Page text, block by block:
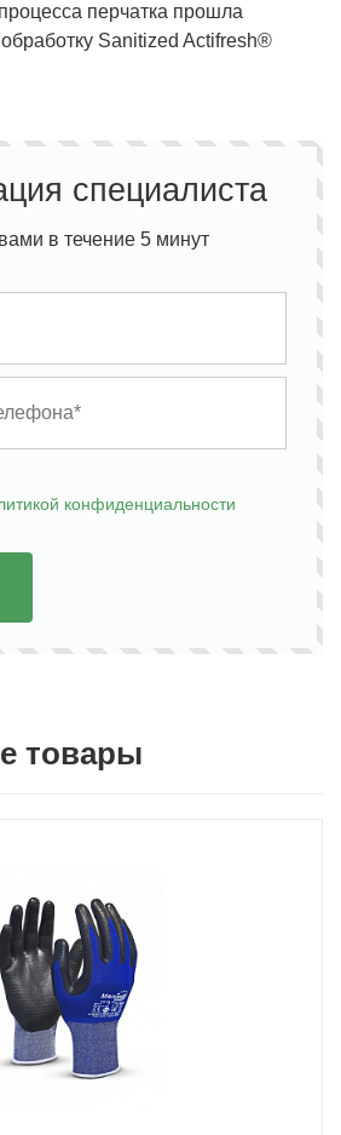
перчатка прошла
Sanitized Actifresh®
специалиста
в течение 5 минут
конфиденциальности
товары